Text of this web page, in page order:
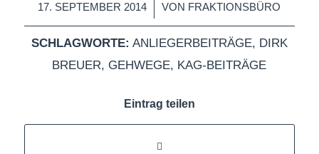
17. SEPTEMBER 2014
/ VON FRAKTIONSBÜRO
SCHLAGWORTE: ANLIEGERBEITRÄGE, DIRK
BREUER, GEHWEGE, KAG-BEITRÄGE
Eintrag teilen